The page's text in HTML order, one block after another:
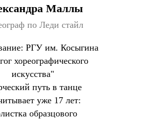
Маллы
по Леди стайл
РГУ им. Косыгина
хореографического
искусства"
путь в танце
уже 17 лет:
образцового